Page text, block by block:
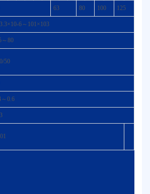
63 80 100 125
6～101×103
～80
50
～0.6